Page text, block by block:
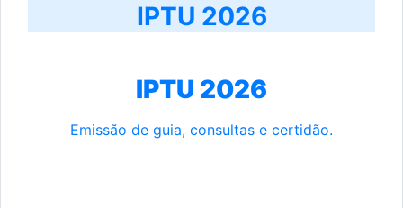
IPTU 2026
IPTU 2026
Emissão de guia, consultas e certidão.